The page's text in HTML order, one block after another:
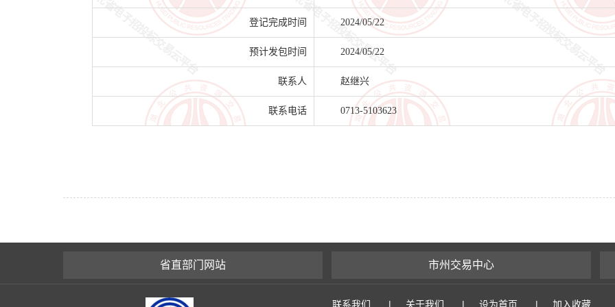
登记完成时间 2024/05/22
预计发包时间 2024/05/22
联系人 赵继兴
联系电话 0713-5103623
省直部门网站 市州交易中心
联系我们 | 关于我们 | 设为首页 | 加入收藏